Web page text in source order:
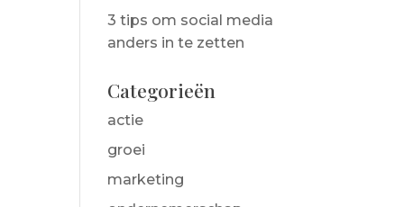
3 tips om social media
anders in te zetten
Categorieën
actie
groei
marketing